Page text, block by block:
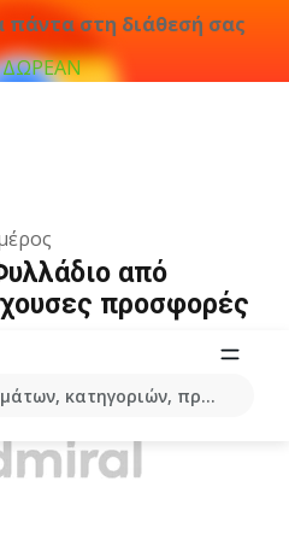
στη διάθεσή σας
ΔΩΡΕΑΝ
κατηγοριών, προϊόντων...
από
προσφορές